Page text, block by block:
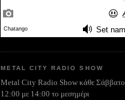
METAL CITY RADIO SHOW
Metal City Radio Show κάθε Σάββατο
12:00 με 14:00 το μεσημέρι